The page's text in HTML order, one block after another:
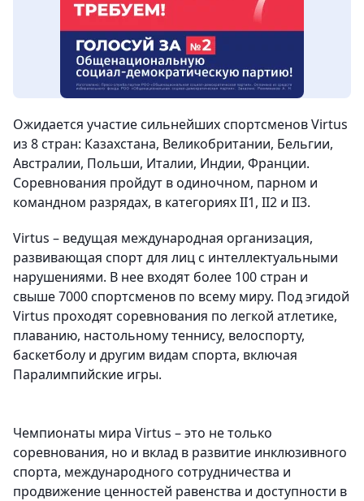
Ожидается участие сильнейших спортсменов Virtus
из 8 стран: Казахстана, Великобритании, Бельгии,
Австралии, Польши, Италии, Индии, Франции.
Соревнования пройдут в одиночном, парном и
командном разрядах, в категориях II1, II2 и II3.
Virtus – ведущая международная организация,
развивающая спорт для лиц с интеллектуальными
нарушениями. В нее входят более 100 стран и
свыше 7000 спортсменов по всему миру. Под эгидой
Virtus проходят соревнования по легкой атлетике,
плаванию, настольному теннису, велоспорту,
баскетболу и другим видам спорта, включая
Паралимпийские игры.
Чемпионаты мира Virtus – это не только
соревнования, но и вклад в развитие инклюзивного
спорта, международного сотрудничества и
продвижение ценностей равенства и доступности в